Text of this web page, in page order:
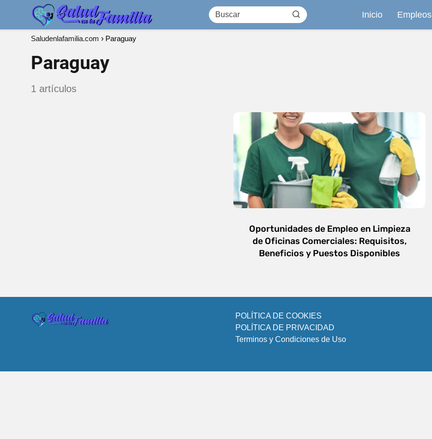
Inicio Empleos
Saludenlafamilia.com Paraguay
Paraguay
1 artículos
Oportunidades de Empleo en Limpieza
de Oficinas Comerciales: Requisitos,
Beneficios y Puestos Disponibles
POLÍTICA DE COOKIES
POLÍTICA DE PRIVACIDAD
Terminos y Condiciones de Uso